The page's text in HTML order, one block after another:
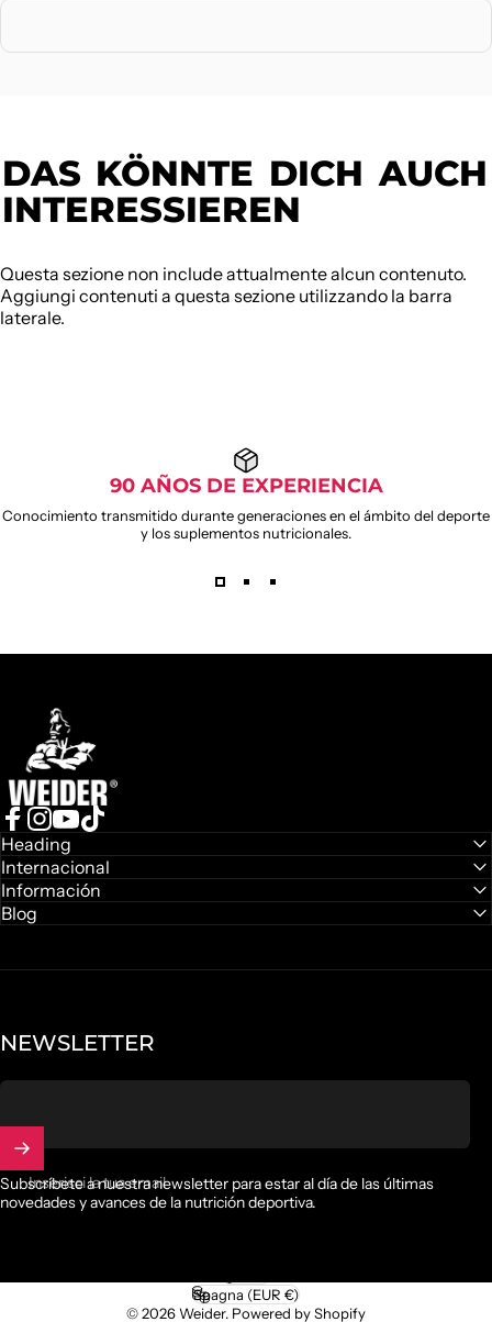
DAS KÖNNTE DICH AUCH
INTERESSIEREN
Questa sezione non include attualmente alcun contenuto.
Aggiungi contenuti a questa sezione utilizzando la barra
laterale.
90 AÑOS DE EXPERIENCIA
Conocimiento transmitido durante generaciones en el ámbito del deporte
y los suplementos nutricionales.
Weider
Facebook
Instagram
YouTube
Heading
Internacional
Información
Blog
NEWSLETTER
Inserisci la tua email
Subscríbete a nuestra newsletter para estar al día de las últimas
novedades y avances de la nutrición deportiva.
© 2026 Weider. Powered by Shopify
Lingua
Paese/Area geografica
Spagna (EUR €)